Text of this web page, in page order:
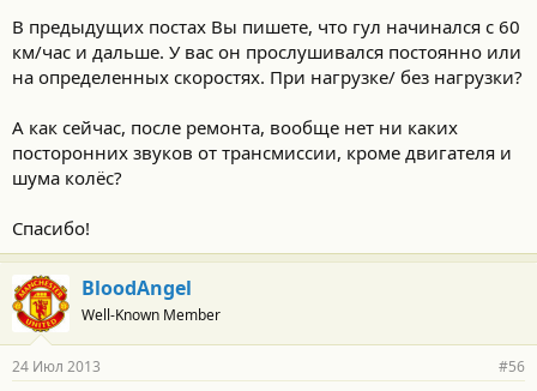
В предыдущих постах Вы пишете, что гул начинался с 60
км/час и дальше. У вас он прослушивался постоянно или
на определенных скоростях. При нагрузке/ без нагрузки?
А как сейчас, после ремонта, вообще нет ни каких
посторонних звуков от трансмиссии, кроме двигателя и
шума колёс?
Спасибо!
BloodAngel
Well-Known Member
24 Июл 2013 #56